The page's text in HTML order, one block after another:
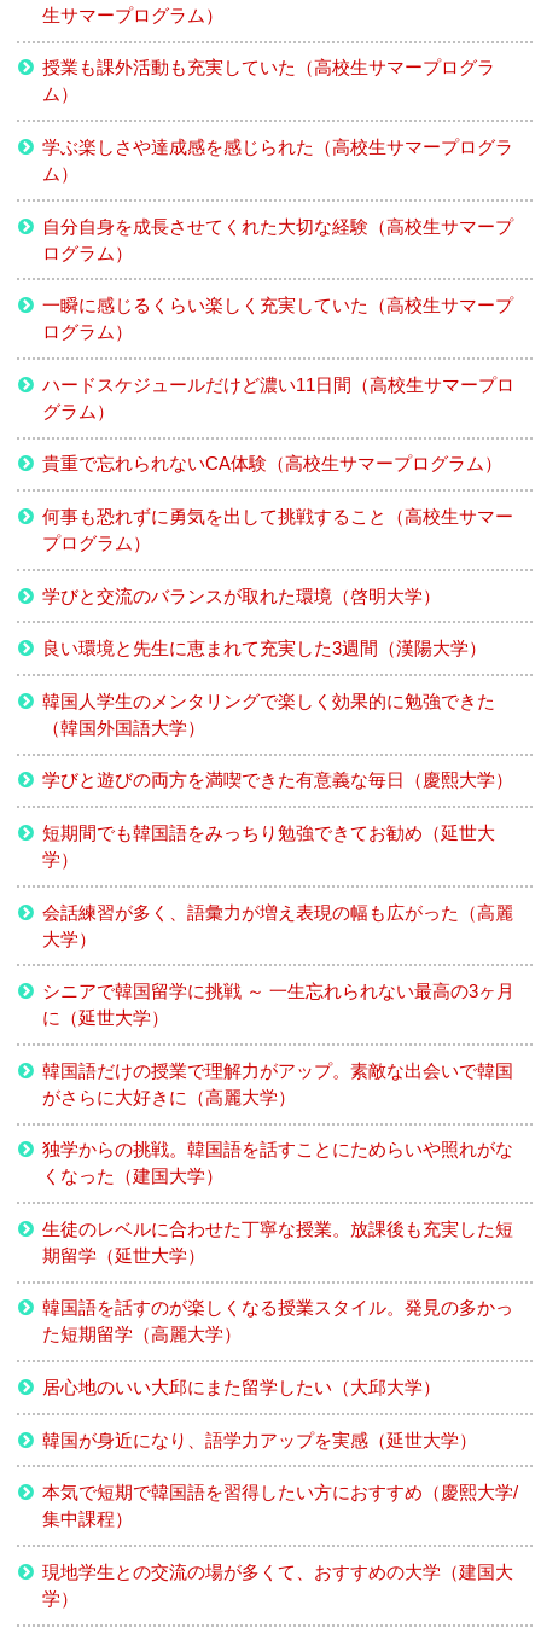
生サマープログラム）
授業も課外活動も充実していた（高校生サマープログラ
ム）
学ぶ楽しさや達成感を感じられた（高校生サマープログラ
ム）
自分自身を成長させてくれた大切な経験（高校生サマープ
ログラム）
一瞬に感じるくらい楽しく充実していた（高校生サマープ
ログラム）
ハードスケジュールだけど濃い11日間（高校生サマープロ
グラム）
貴重で忘れられないCA体験（高校生サマープログラム）
何事も恐れずに勇気を出して挑戦すること（高校生サマー
プログラム）
学びと交流のバランスが取れた環境（啓明大学）
良い環境と先生に恵まれて充実した3週間（漢陽大学）
韓国人学生のメンタリングで楽しく効果的に勉強できた
（韓国外国語大学）
学びと遊びの両方を満喫できた有意義な毎日（慶熙大学）
短期間でも韓国語をみっちり勉強できてお勧め（延世大
学）
会話練習が多く、語彙力が増え表現の幅も広がった（高麗
大学）
シニアで韓国留学に挑戦 ～ 一生忘れられない最高の3ヶ月
に（延世大学）
韓国語だけの授業で理解力がアップ。素敵な出会いで韓国
がさらに大好きに（高麗大学）
独学からの挑戦。韓国語を話すことにためらいや照れがな
くなった（建国大学）
生徒のレベルに合わせた丁寧な授業。放課後も充実した短
期留学（延世大学）
韓国語を話すのが楽しくなる授業スタイル。発見の多かっ
た短期留学（高麗大学）
居心地のいい大邱にまた留学したい（大邱大学）
韓国が身近になり、語学力アップを実感（延世大学）
本気で短期で韓国語を習得したい方におすすめ（慶熙大学/
集中課程）
現地学生との交流の場が多くて、おすすめの大学（建国大
学）